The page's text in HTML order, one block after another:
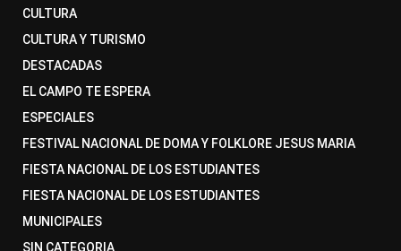
CULTURA
CULTURA Y TURISMO
DESTACADAS
EL CAMPO TE ESPERA
ESPECIALES
FESTIVAL NACIONAL DE DOMA Y FOLKLORE JESUS MARIA
FIESTA NACIONAL DE LOS ESTUDIANTES
FIESTA NACIONAL DE LOS ESTUDIANTES
MUNICIPALES
SIN CATEGORIA